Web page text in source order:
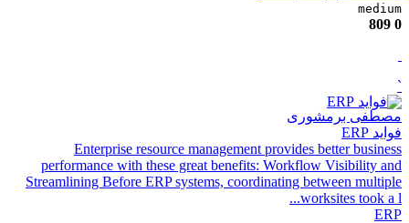
medium
0
809
`
مصطفی برمشوری
فواید ERP
Enterprise resource management provides better business
performance with these great benefits: Workflow Visibility and
Streamlining Before ERP systems, coordinating between multiple
worksites took a l...
ERP